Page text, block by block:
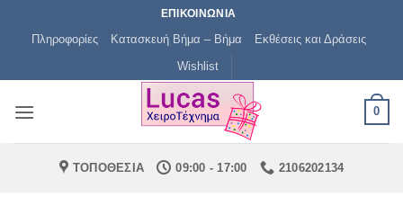
ΕΠΙΚΟΙΝΩΝΙΑ
Πληροφορίες Κατασκευή Βήμα – Βήμα
Εκθέσεις και Δράσεις
Wishlist
0
ΤΟΠΟΘΕΣΙΑ 09:00 - 17:00 2106202134